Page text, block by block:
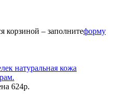
корзиной – заполнитеформу
натуральная кожа
624р.